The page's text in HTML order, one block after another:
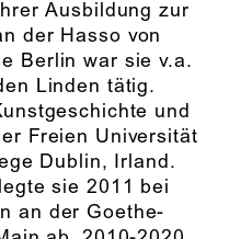
Ausbildung zur
der Hasso von
Berlin war sie v.a.
Linden tätig.
und
Freien Universität
Dublin, Irland.
sie 2011 bei
an der Goethe-